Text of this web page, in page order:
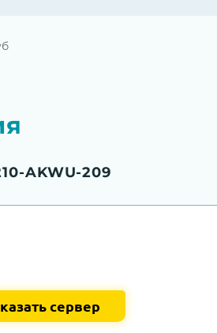
AKWU-209
сервер